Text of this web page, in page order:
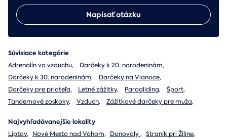
Napísať otázku
Súvisiace kategórie
Adrenalín vo vzduchu, Darčeky k 20. narodeninám,
Darčeky k 30. narodeninám, Darčeky na Vianoce,
Darčeky pre priateľa, Letné zážitky, Paragliding, Šport,
Tandemové zoskoky, Vzduch, Zážitkové darčeky pre muža,
Najvyhľadávanejšie lokality
Liptov, Nové Mesto nad Váhom, Donovaly, Straník pri Žiline,